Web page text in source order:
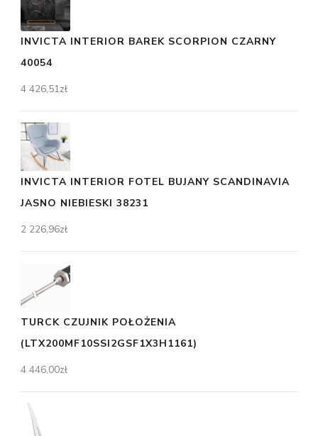
INVICTA INTERIOR BAREK SCORPION CZARNY
40054
4 426,51zł
INVICTA INTERIOR FOTEL BUJANY SCANDINAVIA
JASNO NIEBIESKI 38231
2 226,96zł
TURCK CZUJNIK POŁOŻENIA
(LTX200MF10SSI2GSF1X3H1161)
4 446,00zł